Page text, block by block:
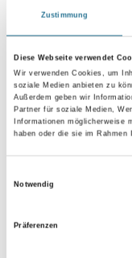
Zustimmung
Diese Webseite verwendet
Wir verwenden Cookies, um
soziale Medien anbieten zu
Außerdem geben wir
Partner für soziale Medien,
Informationen möglicherweise
haben oder die sie im Rahmen
Notwendig
Präferenzen
Gebinde
Umrechnungsfaktoren